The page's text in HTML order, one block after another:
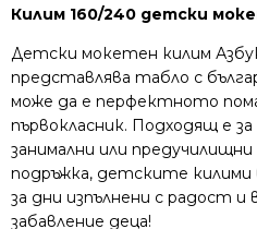
Килим 160/240 детски
Детски мокетен килим
представлява табло с
може да е перфектното
първокласник. Подходящ е
занимални или предучилищни
подръжка, детските килими
за дни изпълнени с радост и
забавление деца!